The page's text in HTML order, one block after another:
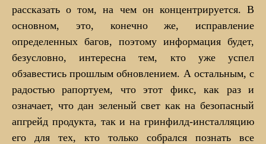
рассказать о том, на чем он концентрируется. В
основном, это, конечно же, исправление
определенных багов, поэтому информация будет,
безусловно, интересна тем, кто уже успел
обзавестись прошлым обновлением. А остальным, с
радостью рапортуем, что этот фикс, как раз и
означает, что дан зеленый свет как на безопасный
апгрейд продукта, так и на гринфилд-инсталляцию
его для тех, кто только собрался познать все